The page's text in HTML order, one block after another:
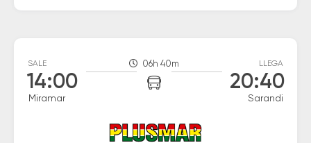
SALE
14:00
Miramar
06h 40m LLEGA
20:40
Sarandi